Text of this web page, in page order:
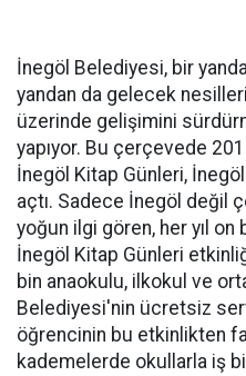
İnegöl Belediyesi, bir
yandan da gelecek
üzerinde gelişimini
yapıyor. Bu çerçevede
İnegöl Kitap Günleri,
açtı. Sadece İnegöl değil
yoğun ilgi gören, her yıl
İnegöl Kitap Günleri
bin anaokulu, ilkokul ve
Belediyesi'nin ücretsiz
öğrencinin bu etkinlikten
kademelerde okullarla iş